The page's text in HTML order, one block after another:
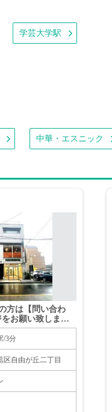
学芸大学駅
中華・エスニック
方は【問い合わ
お願い致します
ださい。
/3分
区自由が丘二丁目